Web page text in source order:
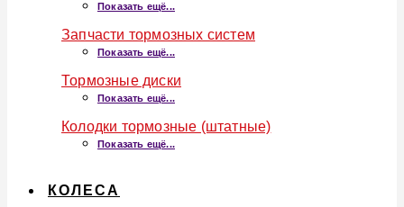
Показать ещё...
Запчасти тормозных систем
Показать ещё...
Тормозные диски
Показать ещё...
Колодки тормозные (штатные)
Показать ещё...
КОЛЕСА